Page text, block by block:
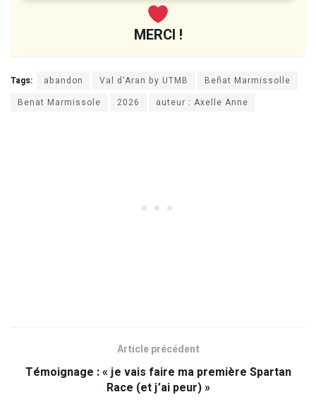
MERCI !
Tags: abandon Val d'Aran by UTMB
Beñat Marmissolle
Benat Marmissole
2026 auteur : Axelle Anne
Article précédent
Témoignage : « je vais faire ma première Spartan
Race (et j’ai peur) »